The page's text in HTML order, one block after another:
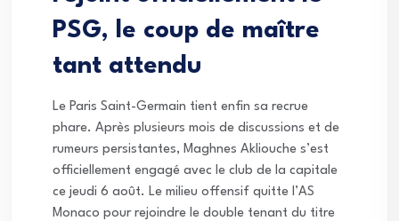
PSG, le coup de maître
tant attendu
Le Paris Saint-Germain tient enfin sa recrue
phare. Après plusieurs mois de discussions et de
rumeurs persistantes, Maghnes Akliouche s’est
officiellement engagé avec le club de la capitale
ce jeudi 6 août. Le milieu offensif quitte l’AS
Monaco pour rejoindre le double tenant du titre